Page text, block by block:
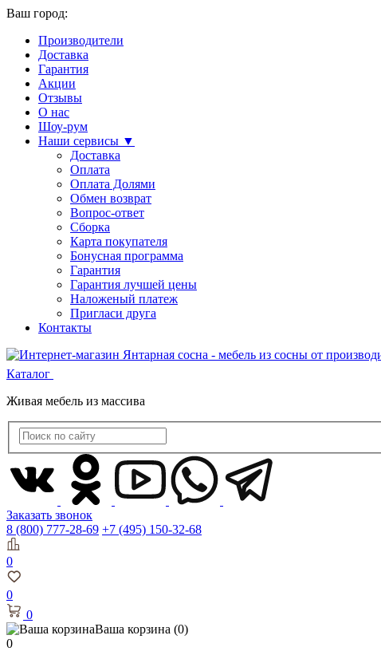
Ваш город:
Производители
Доставка
Гарантия
Акции
Отзывы
О нас
Шоу-рум
Наши сервисы ▼
Доставка
Оплата
Оплата Долями
Обмен возврат
Вопрос-ответ
Сборка
Карта покупателя
Бонусная программа
Гарантия
Гарантия лучшей цены
Наложеный платеж
Пригласи друга
Контакты
Каталог
Живая мебель из массива
Заказать звонок
8 (800) 777-28-69 +7 (495) 150-32-68
0
0
0
Ваша корзина (0)
0